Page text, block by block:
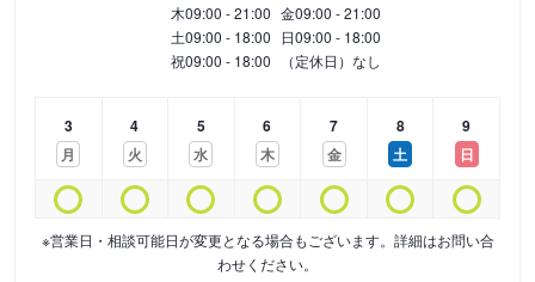
木09:00 - 21:00 金09:00 - 21:00
土09:00 - 18:00 日09:00 - 18:00
祝09:00 - 18:00 （定休日）なし
3
月
4
火
5
水
6
木
7
金
8
土
9
日
※営業日・相談可能日が変更となる場合もございます。詳細はお問い合
わせください。